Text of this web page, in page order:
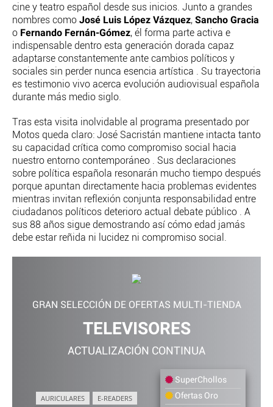
cine y teatro español desde sus inicios. Junto a grandes
nombres como José Luis López Vázquez, Sancho Gracia
o Fernando Fernán-Gómez, él forma parte activa e
indispensable dentro esta generación dorada capaz
adaptarse constantemente ante cambios políticos y
sociales sin perder nunca esencia artística . Su trayectoria
es testimonio vivo acerca evolución audiovisual española
durante más medio siglo.
Tras esta visita inolvidable al programa presentado por
Motos queda claro: José Sacristán mantiene intacta tanto
su capacidad crítica como compromiso social hacia
nuestro entorno contemporáneo . Sus declaraciones
sobre política española resonarán mucho tiempo después
porque apuntan directamente hacia problemas evidentes
mientras invitan reflexión conjunta responsabilidad entre
ciudadanos políticos deterioro actual debate público . A
sus 88 años sigue demostrando así cómo edad jamás
debe estar reñida ni lucidez ni compromiso social.
GRAN SELECCIÓN DE OFERTAS MULTI-TIENDA
TELEVISORES
ACTUALIZACIÓN CONTINUA
AURICULARES
E-READERS
SuperChollos
Ofertas Oro